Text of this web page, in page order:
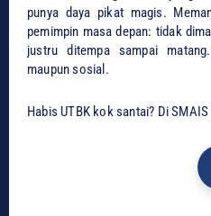
punya daya pikat magis.
pemimpin masa depan: tidak
justru ditempa sampai
maupun sosial.
​Habis UTBK kok santai? Di